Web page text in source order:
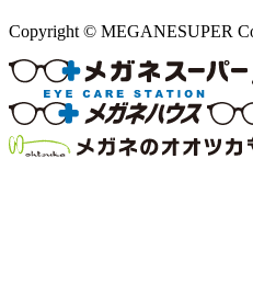
Copyright © MEGANESUPER